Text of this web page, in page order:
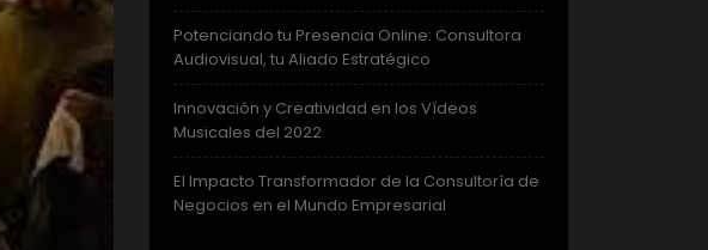
Potenciando tu Presencia Online: Consultora
Audiovisual, tu Aliado Estratégico
Innovación y Creatividad en los Vídeos
Musicales del 2022
El Impacto Transformador de la Consultoría de
Negocios en el Mundo Empresarial